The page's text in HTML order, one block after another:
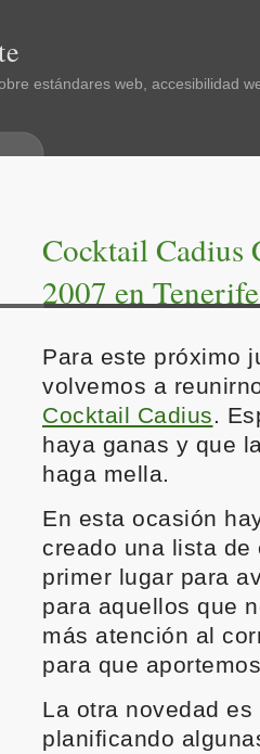
estándares web, accesibilidad
Cocktail Cadius
2007 en Tenerife
Para este próximo
volvemos a
Cocktail Cadius.
haya ganas y que
haga mella.
En esta ocasión
creado una lista
primer lugar para
para aquellos que
más atención al
para que
La otra novedad
planificando